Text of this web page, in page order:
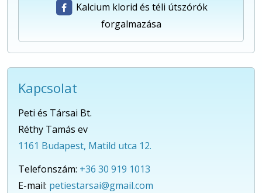
Kalcium klorid és téli útszórók
forgalmazása
Kapcsolat
Peti és Társai Bt.
Réthy Tamás ev
1161 Budapest, Matild utca 12.
Telefonszám: +36 30 919 1013
E-mail: petiestarsai@gmail.com